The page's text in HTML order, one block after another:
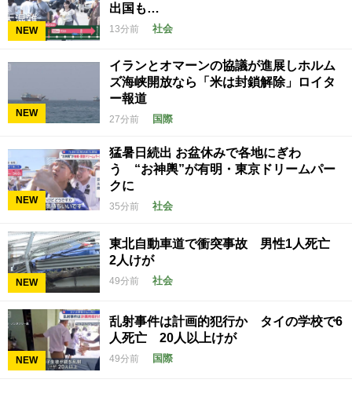
NEW
出国も…
13分前 社会
NEW
イランとオマーンの協議が進展しホルム
ズ海峡開放なら「米は封鎖解除」ロイタ
ー報道
27分前 国際
NEW
猛暑日続出 お盆休みで各地にぎわ
う “お神輿”が有明・東京ドリームパー
クに
35分前 社会
NEW
東北自動車道で衝突事故 男性1人死亡
2人けが
49分前 社会
NEW
乱射事件は計画的犯行か タイの学校で6
人死亡 20人以上けが
49分前 国際